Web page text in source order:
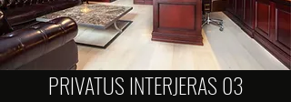
PRIVATUS INTERJERAS 03